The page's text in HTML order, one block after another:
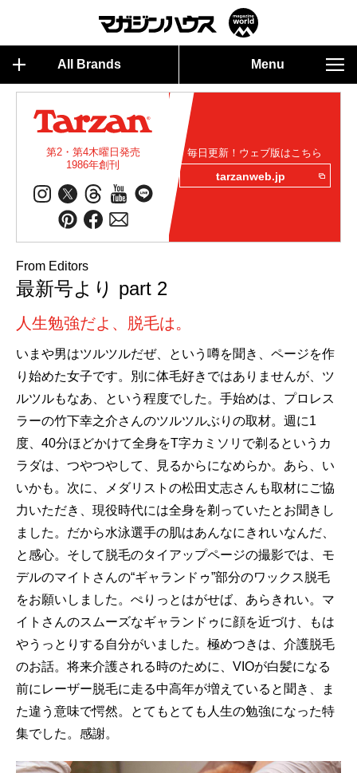
All Brands Menu
第2・第4木曜日発売
1986年創刊
毎日更新！ウェブ版はこちら
tarzanweb.jp
From Editors
最新号より part 2
人生勉強だよ、脱毛は。
いまや男はツルツルだぜ、という噂を聞き、ページを作
り始めた女子です。別に体毛好きではありませんが、ツ
ルツルもなあ、という程度でした。手始めは、プロレス
ラーの竹下幸之介さんのツルツルぶりの取材。週に1
度、40分ほどかけて全身をT字カミソリで剃るというカ
ラダは、つやつやして、見るからになめらか。あら、い
いかも。次に、メダリストの松田丈志さんも取材にご協
力いただき、現役時代には全身を剃っていたとお聞きし
ました。だから水泳選手の肌はあんなにきれいなんだ、
と感心。そして脱毛のタイアップページの撮影では、モ
デルのマイトさんの“ギャランドゥ”部分のワックス脱毛
をお願いしました。ぺりっとはがせば、あらきれい。マ
イトさんのスムーズなギャランドゥに顔を近づけ、もは
やうっとりする自分がいました。極めつきは、介護脱毛
のお話。将来介護される時のために、VIOが白髪になる
前にレーザー脱毛に走る中高年が増えていると聞き、ま
た違う意味で愕然。とてもとても人生の勉強になった特
集でした。感謝。